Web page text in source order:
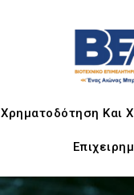
Χρηματοδότηση Και